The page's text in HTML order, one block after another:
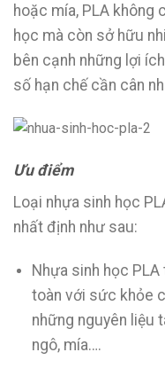
hoặc mía, PLA không
học mà còn sở hữu
bên cạnh những lợi
số hạn chế cần cân
Ưu điểm
Loại nhựa sinh học
nhất định như sau:
Nhựa sinh học
toàn với sức khỏe
những nguyên liệu
ngô, mía….